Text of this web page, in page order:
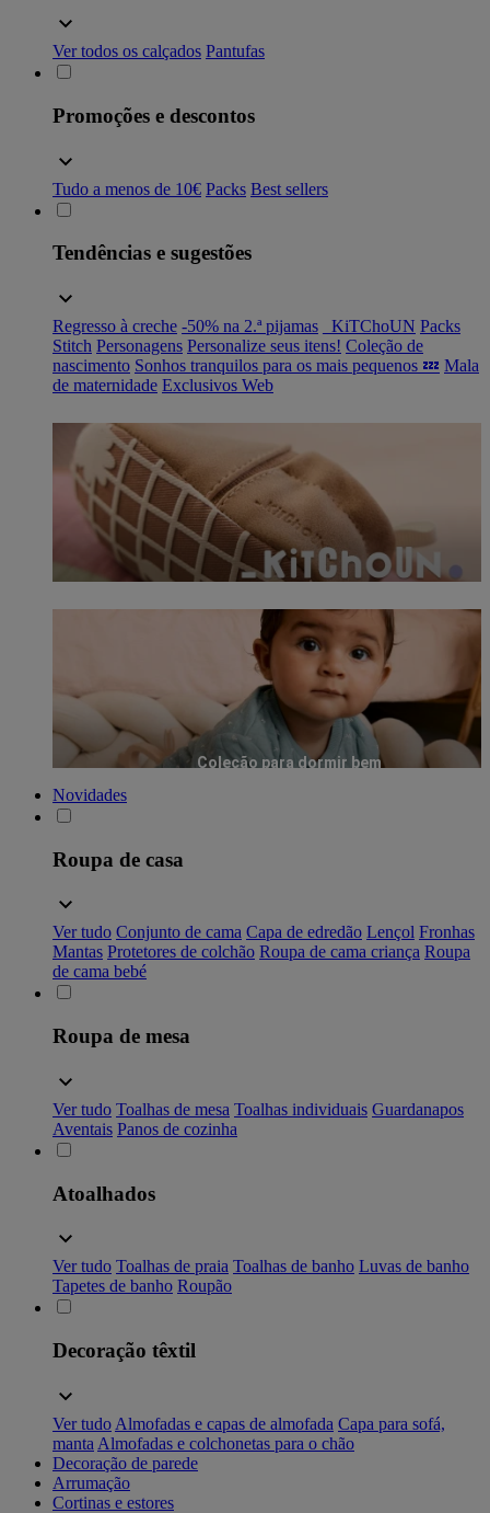
Ver todos os calçados Pantufas
Promoções e descontos
Tudo a menos de 10€ Packs Best sellers
Tendências e sugestões
Regresso à creche -50% na 2.ª pijamas _KiTChoUN Packs
Stitch Personagens Personalize seus itens! Coleção de
nascimento Sonhos tranquilos para os mais pequenos 💤 Mala
de maternidade Exclusivos Web
Coleção para dormir bem
Novidades
Roupa de casa
Ver tudo Conjunto de cama Capa de edredão Lençol Fronhas
Mantas Protetores de colchão Roupa de cama criança Roupa
de cama bebé
Roupa de mesa
Ver tudo Toalhas de mesa Toalhas individuais Guardanapos
Aventais Panos de cozinha
Atoalhados
Ver tudo Toalhas de praia Toalhas de banho Luvas de banho
Tapetes de banho Roupão
Decoração têxtil
Ver tudo Almofadas e capas de almofada Capa para sofá,
manta Almofadas e colchonetas para o chão
Decoração de parede
Arrumação
Cortinas e estores